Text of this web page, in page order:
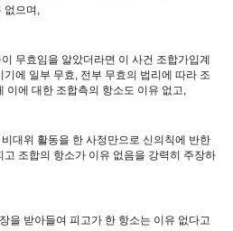
없으며,
무효임을 알았더라면 이 사건 조합가입계
에 일부 무효, 전부 무효의 법리에 따라 조
이에 대한 조합측의 항소도 이유 없고,
대위 활동을 한 사정만으로 신의칙에 반한
조합의 항소가 이유 없음을 강력히 주장하
을 받아들여 피고가 한 항소는 이유 없다고